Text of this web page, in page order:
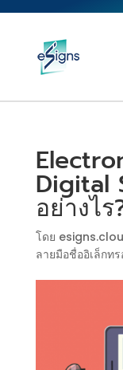
Digital
อย่างไร
โดย
ลายมือชื่ออิเล็กท